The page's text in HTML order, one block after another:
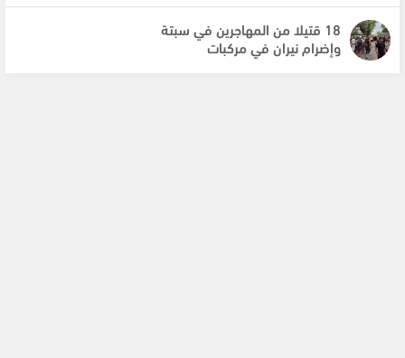
18 قتيلا من المهاجرين في سبتة
وإضرام نيران في مركبات